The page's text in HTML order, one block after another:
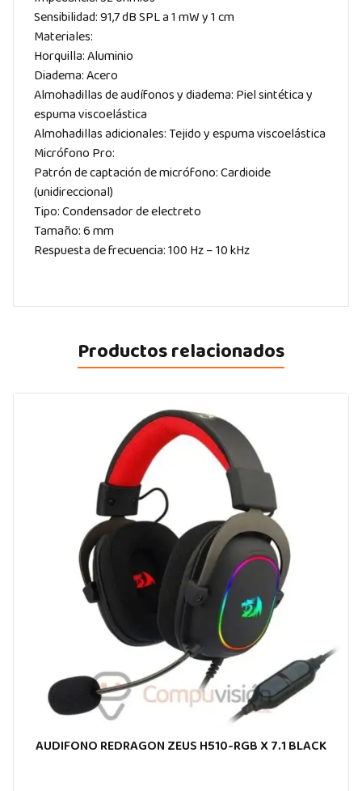
Sensibilidad: 91,7 dB SPL a 1 mW y 1 cm
Materiales:
Horquilla: Aluminio
Diadema: Acero
Almohadillas de audífonos y diadema: Piel sintética y
espuma viscoelástica
Almohadillas adicionales: Tejido y espuma viscoelástica
Micrófono Pro:
Patrón de captación de micrófono: Cardioide
(unidireccional)
Tipo: Condensador de electreto
Tamaño: 6 mm
Respuesta de frecuencia: 100 Hz – 10 kHz
Productos relacionados
AUDIFONO REDRAGON ZEUS H510-RGB X 7.1 BLACK